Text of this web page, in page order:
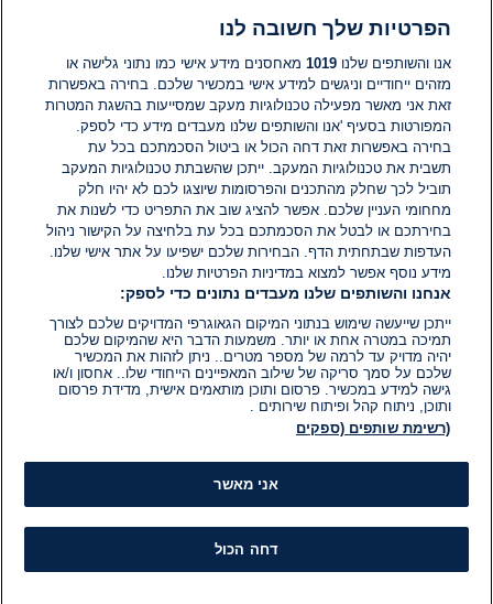
@simonb71
06 ביולי 2024
רק בישרא0מאל !. מחבלים לא מקאירעם חיים חבל על
הזמן הכסף האוכל והאוויר שהם נושמים , מחבלים הורגים
ועושים וידוא הריגה . טפו ו ז י ן על הפרקליטות
ה0מאלנאצית 100%.
הגב 0
0
הפרטיות שלך חשובה לנו
אנו והשותפים שלנו1019 מאחסנים מידע אישי כמו נתוני גלישה או
מזהים ייחודיים וניגשים למידע אישי במכשיר שלכם. בחירה באפשרות
זאת אני מאשר מפעילה טכנולוגיות מעקב שמסייעות בהשגת המטרות
המפורטות בסעיף 'אנו והשותפים שלנו מעבדים מידע כדי לספק.
בחירה באפשרות זאת דחה הכול או ביטול הסכמתכם בכל עת
תשבית את טכנולוגיות המעקב. ייתכן שהשבתת טכנולוגיות המעקב
תוביל לכך שחלק מהתכנים והפרסומות שיוצגו לכם לא יהיו חלק
מחחומי העניין שלכם. אפשר להציג שוב את התפריט כדי לשנות את
בחירתכם או לבטל את הסכמתכם בכל עת בלחיצה על הקישור ניהול
העדפות שבתחתית הדף. הבחירות שלכם ישפיעו על אתר אישי שלנו.
מידע נוסף אפשר למצוא במדיניות הפרטיות שלנו.
אנחנו והשותפים שלנו מעבדים נתונים כדי לספק:
ייתכן שייעשה שימוש בנתוני המיקום הגאוגרפי המדויקים שלכם לצורך
תמיכה במטרה אחת או יותר. משמעות הדבר היא שהמיקום שלכם
יהיה מדויק עד לרמה של מספר מטרים.. ניתן לזהות את המכשיר
שלכם על סמך סריקה של שילוב המאפיינים הייחודי שלו.. אחסון ו/או
גישה למידע במכשיר. פרסום ותוכן מותאמים אישית, מדידת פרסום
ותוכן, ניתוח קהל ופיתוח שירותים .
(רשימת שותפים (ספקים
אני מאשר
דחה הכול